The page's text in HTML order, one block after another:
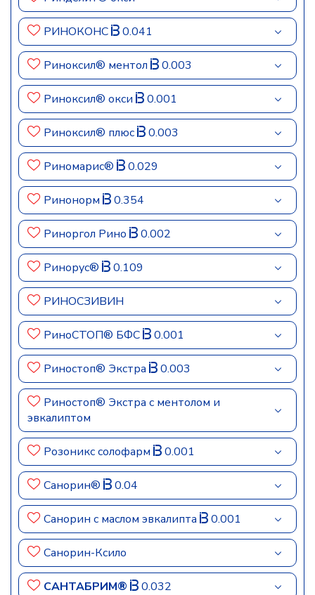
РИНОКОНС 0.041
Риноксил® ментол 0.003
Риноксил® окси 0.001
Риноксил® плюс 0.003
Риномарис® 0.029
Ринонорм 0.354
Риноргол Рино 0.002
Ринорус® 0.109
РИНОСЗИВИН
РиноСТОП® БФС 0.001
Риностоп® Экстра 0.003
Риностоп® Экстра с ментолом и
эвкалиптом
Розоникс солофарм 0.001
Санорин® 0.04
Санорин с маслом эвкалипта 0.001
Санорин-Ксило
САНТАБРИМ® 0.032